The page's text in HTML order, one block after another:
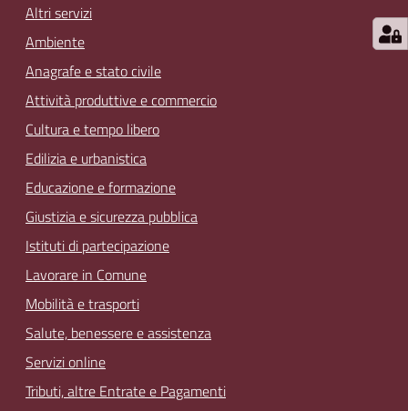
Altri servizi
Ambiente
Anagrafe e stato civile
Attività produttive e commercio
Cultura e tempo libero
Edilizia e urbanistica
Educazione e formazione
Giustizia e sicurezza pubblica
Istituti di partecipazione
Lavorare in Comune
Mobilità e trasporti
Salute, benessere e assistenza
Servizi online
Tributi, altre Entrate e Pagamenti